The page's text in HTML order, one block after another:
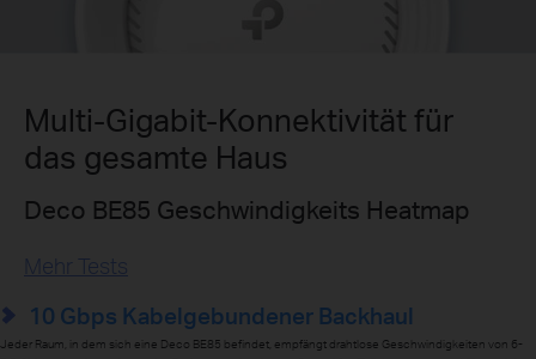
Multi-Gigabit-Konnektivität für
das gesamte Haus
Deco BE85 Geschwindigkeits Heatmap
Mehr Tests
10 Gbps Kabelgebundener Backhaul
Jeder Raum, in dem sich eine Deco BE85 befindet, empfängt drahtlose Geschwindigkeiten von 6-